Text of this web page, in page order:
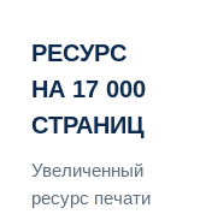
РЕСУРС
НА 17 000
СТРАНИЦ
Увеличенный
ресурс печати